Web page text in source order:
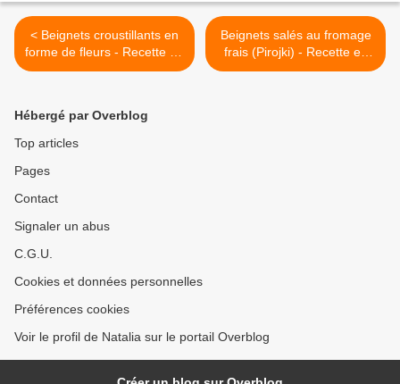
< Beignets croustillants en
forme de fleurs - Recette en
vidéo
Beignets salés au fromage
frais (Pirojki) - Recette en
vidéo >
Hébergé par Overblog
Top articles
Pages
Contact
Signaler un abus
C.G.U.
Cookies et données personnelles
Préférences cookies
Voir le profil de Natalia sur le portail Overblog